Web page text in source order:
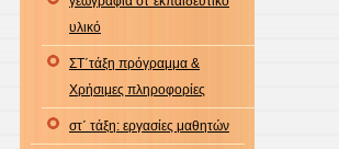
υλικό
ΣΤ΄τάξη πρόγραμμα &
Χρήσιμες πληροφορίες
στ΄ τάξη: εργασίες μαθητών